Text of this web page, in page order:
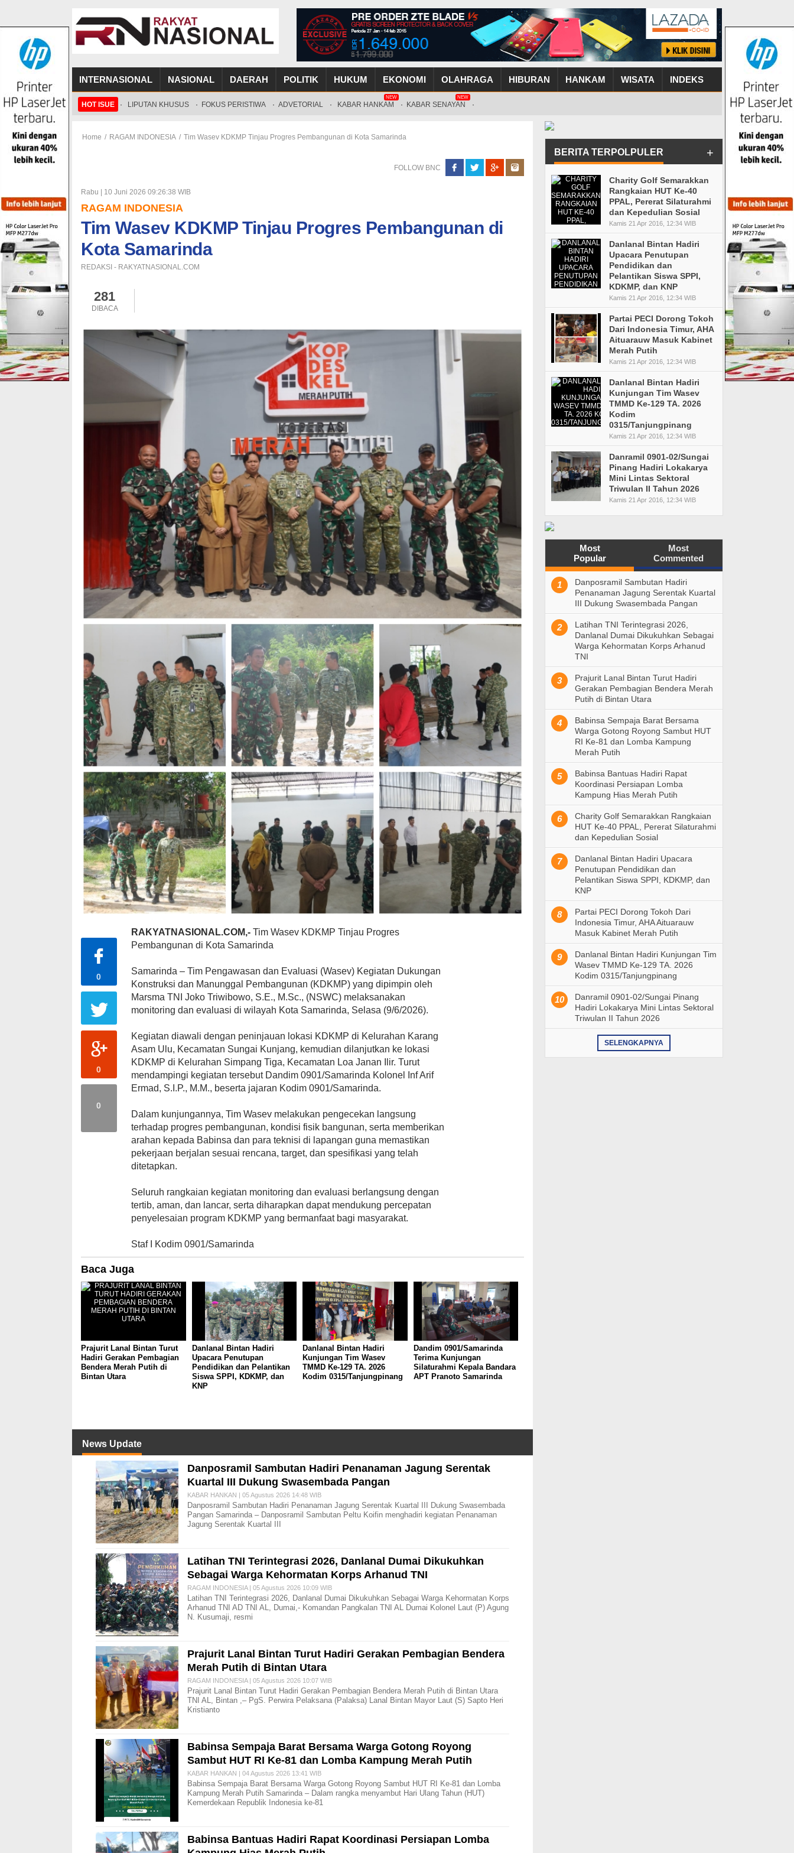
INTERNASIONAL NASIONAL DAERAH POLITIK HUKUM EKONOMI OLAHRAGA HIBURAN HANKAM WISATA INDEKS
HOT ISUE · LIPUTAN KHUSUS · FOKUS PERISTIWA · ADVETORIAL · KABAR HANKAM
NEW
· KABAR SENAYAN
NEW
·
Home / RAGAM INDONESIA / Tim Wasev KDKMP Tinjau Progres Pembangunan di Kota Samarinda
FOLLOW BNC
Rabu | 10 Juni 2026 09:26:38 WIB
RAGAM INDONESIA
Tim Wasev KDKMP Tinjau Progres Pembangunan di
Kota Samarinda
REDAKSI - RAKYATNASIONAL.COM
281
DIBACA
0
0
0
RAKYATNASIONAL.COM,- Tim Wasev KDKMP Tinjau Progres
Pembangunan di Kota Samarinda
Samarinda – Tim Pengawasan dan Evaluasi (Wasev) Kegiatan Dukungan
Konstruksi dan Manunggal Pembangunan (KDKMP) yang dipimpin oleh
Marsma TNI Joko Triwibowo, S.E., M.Sc., (NSWC) melaksanakan
monitoring dan evaluasi di wilayah Kota Samarinda, Selasa (9/6/2026).
Kegiatan diawali dengan peninjauan lokasi KDKMP di Kelurahan Karang
Asam Ulu, Kecamatan Sungai Kunjang, kemudian dilanjutkan ke lokasi
KDKMP di Kelurahan Simpang Tiga, Kecamatan Loa Janan Ilir. Turut
mendampingi kegiatan tersebut Dandim 0901/Samarinda Kolonel Inf Arif
Ermad, S.I.P., M.M., beserta jajaran Kodim 0901/Samarinda.
Dalam kunjungannya, Tim Wasev melakukan pengecekan langsung
terhadap progres pembangunan, kondisi fisik bangunan, serta memberikan
arahan kepada Babinsa dan para teknisi di lapangan guna memastikan
pekerjaan berjalan sesuai rencana, target, dan spesifikasi yang telah
ditetapkan.
Seluruh rangkaian kegiatan monitoring dan evaluasi berlangsung dengan
tertib, aman, dan lancar, serta diharapkan dapat mendukung percepatan
penyelesaian program KDKMP yang bermanfaat bagi masyarakat.
Staf I Kodim 0901/Samarinda
Baca Juga
Prajurit Lanal Bintan Turut
Hadiri Gerakan Pembagian
Bendera Merah Putih di
Bintan Utara
Danlanal Bintan Hadiri
Upacara Penutupan
Pendidikan dan Pelantikan
Siswa SPPI, KDKMP, dan
KNP
Danlanal Bintan Hadiri
Kunjungan Tim Wasev
TMMD Ke-129 TA. 2026
Kodim 0315/Tanjungpinang
Dandim 0901/Samarinda
Terima Kunjungan
Silaturahmi Kepala Bandara
APT Pranoto Samarinda
News Update
Danposramil Sambutan Hadiri Penanaman Jagung Serentak
Kuartal III Dukung Swasembada Pangan
KABAR HANKAN | 05 Agustus 2026 14:48 WIB
Danposramil Sambutan Hadiri Penanaman Jagung Serentak Kuartal III Dukung Swasembada
Pangan Samarinda – Danposramil Sambutan Peltu Koifin menghadiri kegiatan Penanaman
Jagung Serentak Kuartal III
Latihan TNI Terintegrasi 2026, Danlanal Dumai Dikukuhkan
Sebagai Warga Kehormatan Korps Arhanud TNI
RAGAM INDONESIA | 05 Agustus 2026 10:09 WIB
Latihan TNI Terintegrasi 2026, Danlanal Dumai Dikukuhkan Sebagai Warga Kehormatan Korps
Arhanud TNI AD TNI AL, Dumai,- Komandan Pangkalan TNI AL Dumai Kolonel Laut (P) Agung
N. Kusumaji, resmi
Prajurit Lanal Bintan Turut Hadiri Gerakan Pembagian Bendera
Merah Putih di Bintan Utara
RAGAM INDONESIA | 05 Agustus 2026 10:07 WIB
Prajurit Lanal Bintan Turut Hadiri Gerakan Pembagian Bendera Merah Putih di Bintan Utara
TNI AL, Bintan ,– PgS. Perwira Pelaksana (Palaksa) Lanal Bintan Mayor Laut (S) Sapto Heri
Kristianto
Babinsa Sempaja Barat Bersama Warga Gotong Royong
Sambut HUT RI Ke-81 dan Lomba Kampung Merah Putih
KABAR HANKAN | 04 Agustus 2026 13:41 WIB
Babinsa Sempaja Barat Bersama Warga Gotong Royong Sambut HUT RI Ke-81 dan Lomba
Kampung Merah Putih Samarinda – Dalam rangka menyambut Hari Ulang Tahun (HUT)
Kemerdekaan Republik Indonesia ke-81
Babinsa Bantuas Hadiri Rapat Koordinasi Persiapan Lomba
BERITA TERPOLPULER +
Charity Golf Semarakkan
Rangkaian HUT Ke-40
PPAL, Pererat Silaturahmi
dan Kepedulian Sosial
Kamis 21 Apr 2016, 12:34 WIB
Danlanal Bintan Hadiri
Upacara Penutupan
Pendidikan dan
Pelantikan Siswa SPPI,
KDKMP, dan KNP
Kamis 21 Apr 2016, 12:34 WIB
Partai PECI Dorong Tokoh
Dari Indonesia Timur, AHA
Aituarauw Masuk Kabinet
Merah Putih
Kamis 21 Apr 2016, 12:34 WIB
Danlanal Bintan Hadiri
Kunjungan Tim Wasev
TMMD Ke-129 TA. 2026
Kodim
0315/Tanjungpinang
Kamis 21 Apr 2016, 12:34 WIB
Danramil 0901-02/Sungai
Pinang Hadiri Lokakarya
Mini Lintas Sektoral
Triwulan II Tahun 2026
Kamis 21 Apr 2016, 12:34 WIB
Most
Popular
Most
Commented
1
Danposramil Sambutan Hadiri
Penanaman Jagung Serentak Kuartal
III Dukung Swasembada Pangan
2
Latihan TNI Terintegrasi 2026,
Danlanal Dumai Dikukuhkan Sebagai
Warga Kehormatan Korps Arhanud
TNI
3
Prajurit Lanal Bintan Turut Hadiri
Gerakan Pembagian Bendera Merah
Putih di Bintan Utara
4
Babinsa Sempaja Barat Bersama
Warga Gotong Royong Sambut HUT
RI Ke-81 dan Lomba Kampung
Merah Putih
5
Babinsa Bantuas Hadiri Rapat
Koordinasi Persiapan Lomba
Kampung Hias Merah Putih
6
Charity Golf Semarakkan Rangkaian
HUT Ke-40 PPAL, Pererat Silaturahmi
dan Kepedulian Sosial
7
Danlanal Bintan Hadiri Upacara
Penutupan Pendidikan dan
Pelantikan Siswa SPPI, KDKMP, dan
KNP
8
Partai PECI Dorong Tokoh Dari
Indonesia Timur, AHA Aituarauw
Masuk Kabinet Merah Putih
9
Danlanal Bintan Hadiri Kunjungan Tim
Wasev TMMD Ke-129 TA. 2026
Kodim 0315/Tanjungpinang
10
Danramil 0901-02/Sungai Pinang
Hadiri Lokakarya Mini Lintas Sektoral
Triwulan II Tahun 2026
SELENGKAPNYA